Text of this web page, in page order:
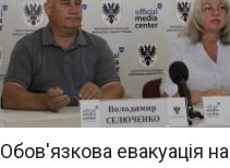
Обов'язкова евакуація на